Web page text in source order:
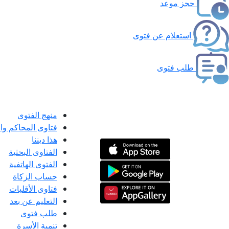
حجز موعد
استعلام عن فتوى
طلب فتوى
منهج الفتوى
فتاوى المحاكم
هذا ديننا
الفتاوى البحثية
الفتوى الهاتفية
حساب الزكاة
فتاوى الأقليات
التعليم عن بعد
طلب فتوى
تنمية الأسرة